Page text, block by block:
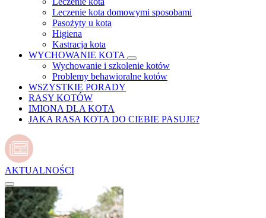
Leczenie kota domowymi sposobami
Pasożyty u kota
Higiena
Kastracja kota
WYCHOWANIE KOTA
Wychowanie i szkolenie kotów
Problemy behawioralne kotów
WSZYSTKIE PORADY
RASY KOTÓW
IMIONA DLA KOTA
JAKA RASA KOTA DO CIEBIE PASUJE?
AKTUALNOŚCI